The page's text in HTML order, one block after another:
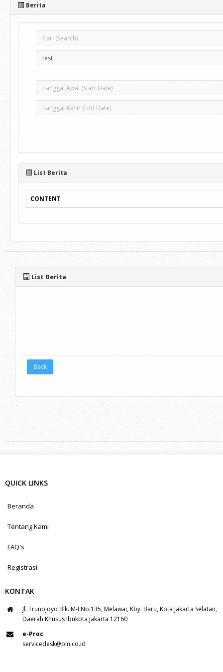
Berita
List Berita
CONTENT
List Berita
Back
QUICK LINKS
Beranda
Tentang Kami
FAQ's
Registrasi
KONTAK
Jl. Trunojoyo Blk. M-I No.135, Melawai, Kby. Baru, Kota Jakarta Selatan,
Daerah Khusus Ibukota Jakarta 12160
e-Proc
servicedesk@pln.co.id